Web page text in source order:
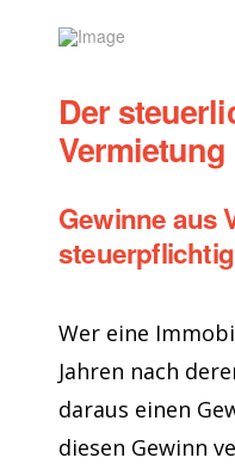
Der
Gewinne aus
steuerpflichtig
Wer eine
Jahren nach
daraus einen
diesen Gewinn